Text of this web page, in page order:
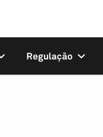
Regulação